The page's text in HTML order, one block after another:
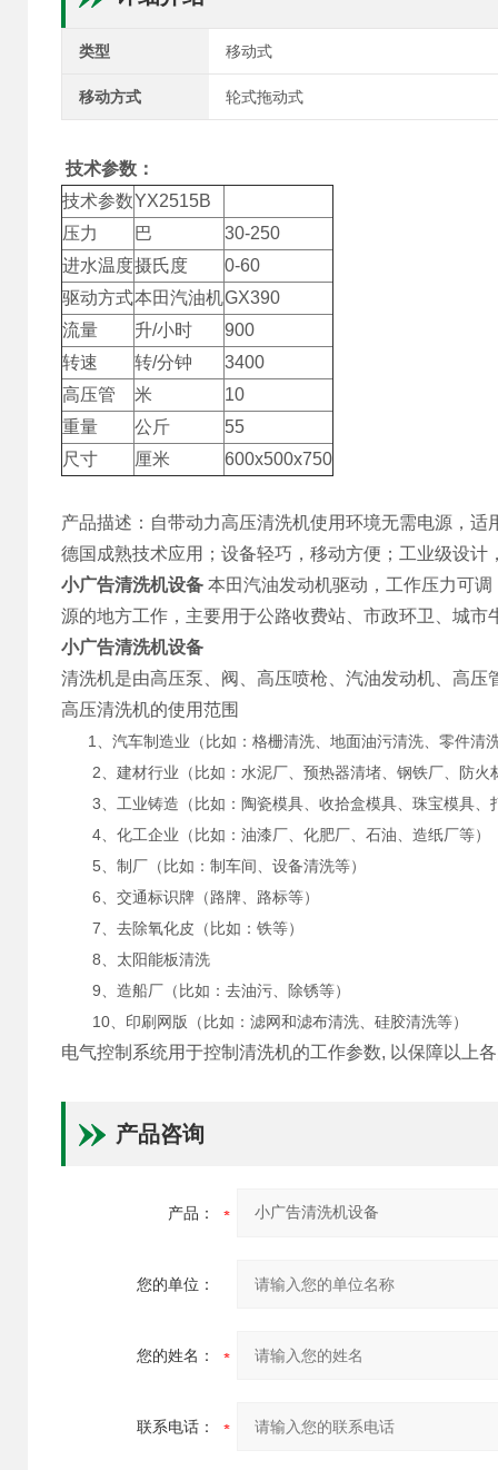
类型 移动式
移动方式 轮式拖动式
技术参数：
技术参数YX2515B
压力
巴
30-250
进水温度摄氏度
0-60
驱动方式本田汽油机GX390
流量
升/小时
900
转速
转/分钟
3400
高压管
米
10
重量
公斤
55
尺寸
厘米 600x500x750
产品描述：自带动力高压清洗机使用环境无需电源，
德国成熟技术应用；设备轻巧，移动方便；工业级设计
小广告清洗机设备 本田汽油发动机驱动，工作压力可
源的地方工作，主要用于公路收费站、市政环卫、城市
小广告清洗机设备
清洗机是由高压泵、阀、高压喷枪、汽油发动机、高压
高压清洗机的使用范围
1、汽车制造业（比如：格栅清洗、地面油污清洗、零件清
2、建材行业（比如：水泥厂、预热器清堵、钢铁厂、防火
3、工业铸造（比如：陶瓷模具、收拾盒模具、珠宝模具、
4、化工企业（比如：油漆厂、化肥厂、石油、造纸厂等）
5、制厂（比如：制车间、设备清洗等）
6、交通标识牌（路牌、路标等）
7、去除氧化皮（比如：铁等）
8、太阳能板清洗
9、造船厂（比如：去油污、除锈等）
10、印刷网版（比如：滤网和滤布清洗、硅胶清洗等）
电气控制系统用于控制清洗机的工作参数, 以保障以上
产品咨询
产品：
您的单位：
您的姓名：
联系电话：